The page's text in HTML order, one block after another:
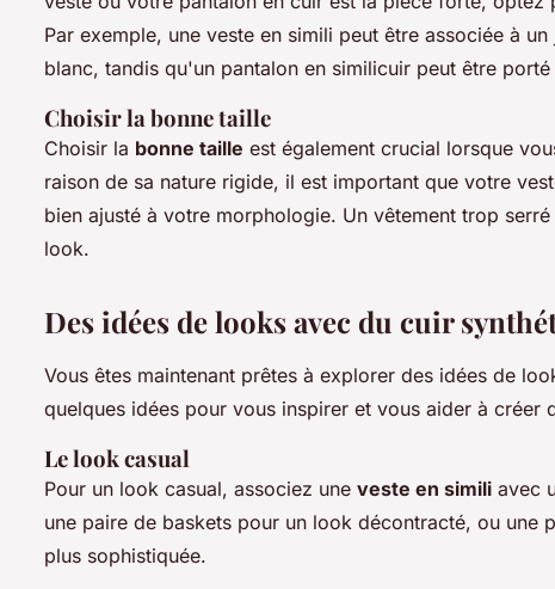
Par exemple, une veste en simili peut être associée à
blanc, tandis qu'un pantalon en similicuir peut être
Choisir la bonne taille
Choisir la bonne taille est également crucial lorsque
raison de sa nature rigide, il est important que votre
bien ajusté à votre morphologie. Un vêtement trop
look.
Des idées de looks avec du cuir
Vous êtes maintenant prêtes à explorer des idées de
quelques idées pour vous inspirer et vous aider à créer
Le look casual
Pour un look casual, associez une veste en simili avec
une paire de baskets pour un look décontracté, ou une
plus sophistiquée.